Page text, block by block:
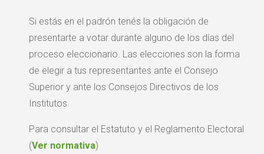
Si estás en el padrón tenés la obligación de
presentarte a votar durante alguno de los días del
proceso eleccionario. Las elecciones son la forma
de elegir a tus representantes ante el Consejo
Superior y ante los Consejos Directivos de los
Institutos.
Para consultar el Estatuto y el Reglamento Electoral
(Ver normativa)